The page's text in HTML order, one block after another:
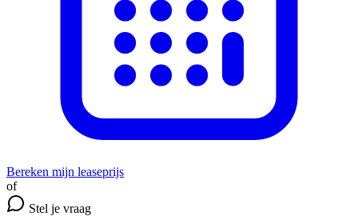
Bereken mijn leaseprijs
of
Stel je vraag